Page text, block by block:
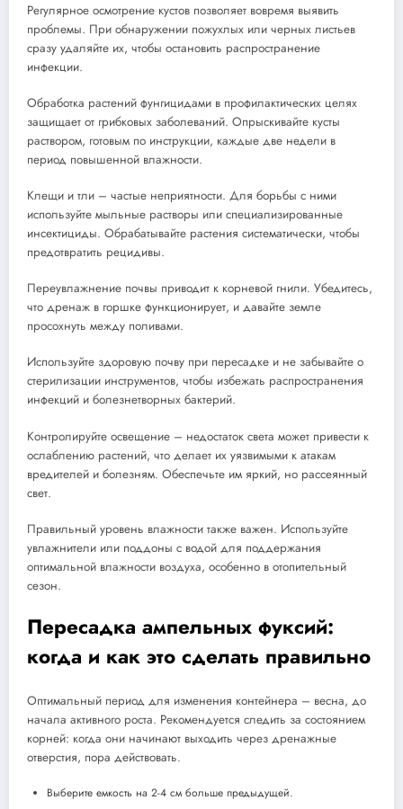
Регулярное осмотрение кустов позволяет вовремя выявить
проблемы. При обнаружении пожухлых или черных листьев
сразу удаляйте их, чтобы остановить распространение
инфекции.
Обработка растений фунгицидами в профилактических целях
защищает от грибковых заболеваний. Опрыскивайте кусты
раствором, готовым по инструкции, каждые две недели в
период повышенной влажности.
Клещи и тли – частые неприятности. Для борьбы с ними
используйте мыльные растворы или специализированные
инсектициды. Обрабатывайте растения систематически, чтобы
предотвратить рецидивы.
Переувлажнение почвы приводит к корневой гнили. Убедитесь,
что дренаж в горшке функционирует, и давайте земле
просохнуть между поливами.
Используйте здоровую почву при пересадке и не забывайте о
стерилизации инструментов, чтобы избежать распространения
инфекций и болезнетворных бактерий.
Контролируйте освещение – недостаток света может привести к
ослаблению растений, что делает их уязвимыми к атакам
вредителей и болезням. Обеспечьте им яркий, но рассеянный
свет.
Правильный уровень влажности также важен. Используйте
увлажнители или поддоны с водой для поддержания
оптимальной влажности воздуха, особенно в отопительный
сезон.
Пересадка ампельных фуксий:
когда и как это сделать правильно
Оптимальный период для изменения контейнера – весна, до
начала активного роста. Рекомендуется следить за состоянием
корней: когда они начинают выходить через дренажные
отверстия, пора действовать.
Выберите емкость на 2-4 см больше предыдущей.